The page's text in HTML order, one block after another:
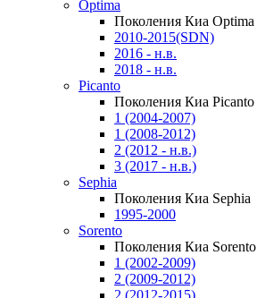
Optima
Поколения Киа Optima
2010-2015(SDN)
2016 - н.в.
2018 - н.в.
Picanto
Поколения Киа Picanto
1 (2004-2007)
1 (2008-2012)
2 (2012 - н.в.)
3 (2017 - н.в.)
Sephia
Поколения Киа Sephia
1995-2000
Sorento
Поколения Киа Sorento
1 (2002-2009)
2 (2009-2012)
2 (2012-2015)